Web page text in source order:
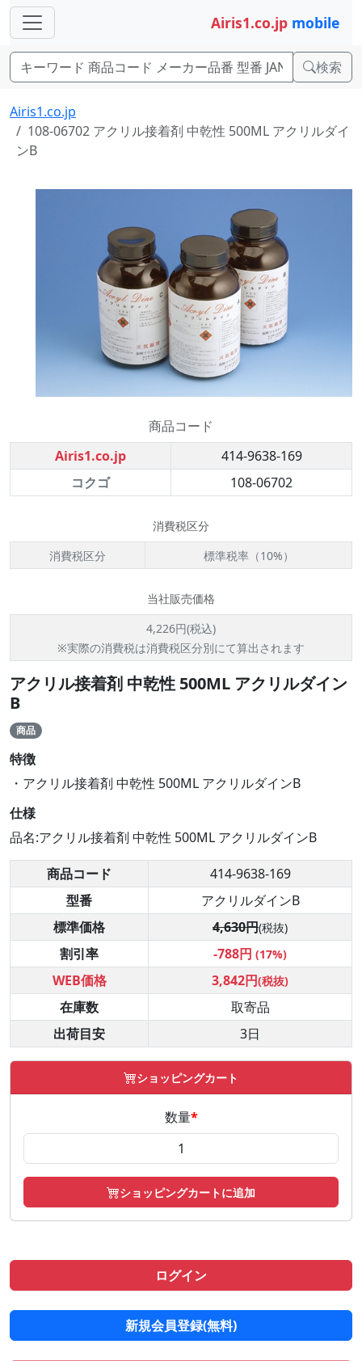
Airis1.co.jp mobile
検索
Airis1.co.jp
108-06702 アクリル接着剤 中乾性 500ML アクリルダイ
ンB
商品コード
Airis1.co.jp
414-9638-169
コクゴ
108-06702
消費税区分
消費税区分
標準税率（10%）
当社販売価格
4,226円(税込)
※実際の消費税は消費税区分別にて算出されます
アクリル接着剤 中乾性 500ML アクリルダイン
B
商品
特徴
・アクリル接着剤 中乾性 500ML アクリルダインB
仕様
品名:アクリル接着剤 中乾性 500ML アクリルダインB
商品コード
414-9638-169
型番
アクリルダインB
標準価格
4,630円(税抜)
割引率 -788円 (17%)
WEB価格 3,842円(税抜)
在庫数
取寄品
出荷目安
3日
ショッピングカート
数量*
ショッピングカートに追加
ログイン
新規会員登録(無料)